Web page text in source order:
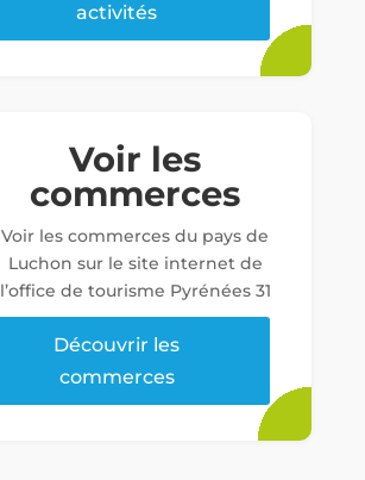
activités
Voir les
commerces
Voir les commerces du pays de
Luchon sur le site internet de
l’office de tourisme Pyrénées 31
Découvrir les
commerces